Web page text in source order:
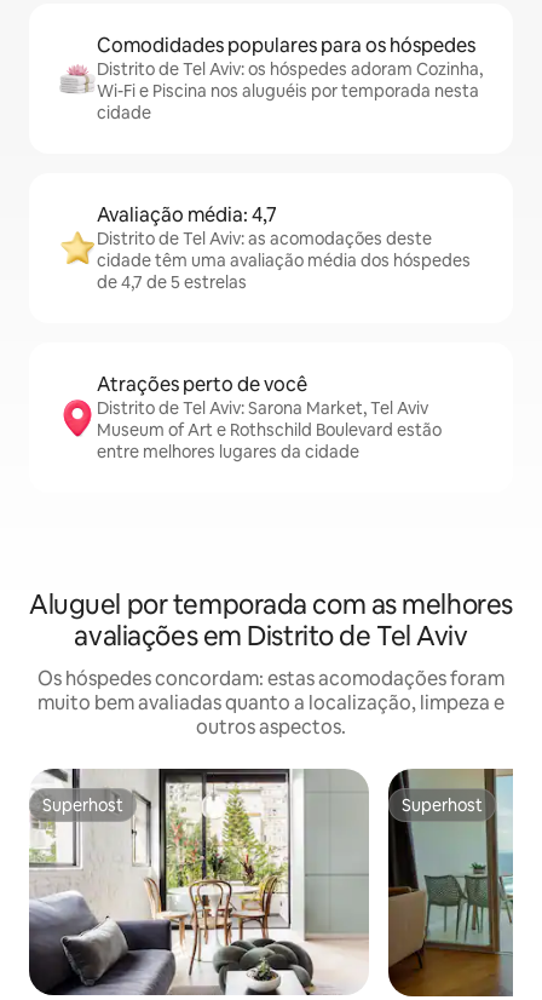
Comodidades populares para os hóspedes
Distrito de Tel Aviv: os hóspedes adoram Cozinha,
Wi-Fi e Piscina nos aluguéis por temporada nesta
cidade
Avaliação média: 4,7
Distrito de Tel Aviv: as acomodações deste
cidade têm uma avaliação média dos hóspedes
de 4,7 de 5 estrelas
Atrações perto de você
Distrito de Tel Aviv: Sarona Market, Tel Aviv
Museum of Art e Rothschild Boulevard estão
entre melhores lugares da cidade
Aluguel por temporada com as melhores
avaliações em Distrito de Tel Aviv
Os hóspedes concordam: estas acomodações foram
muito bem avaliadas quanto a localização, limpeza e
outros aspectos.
Superhost
Superhost Superhost
Superhost